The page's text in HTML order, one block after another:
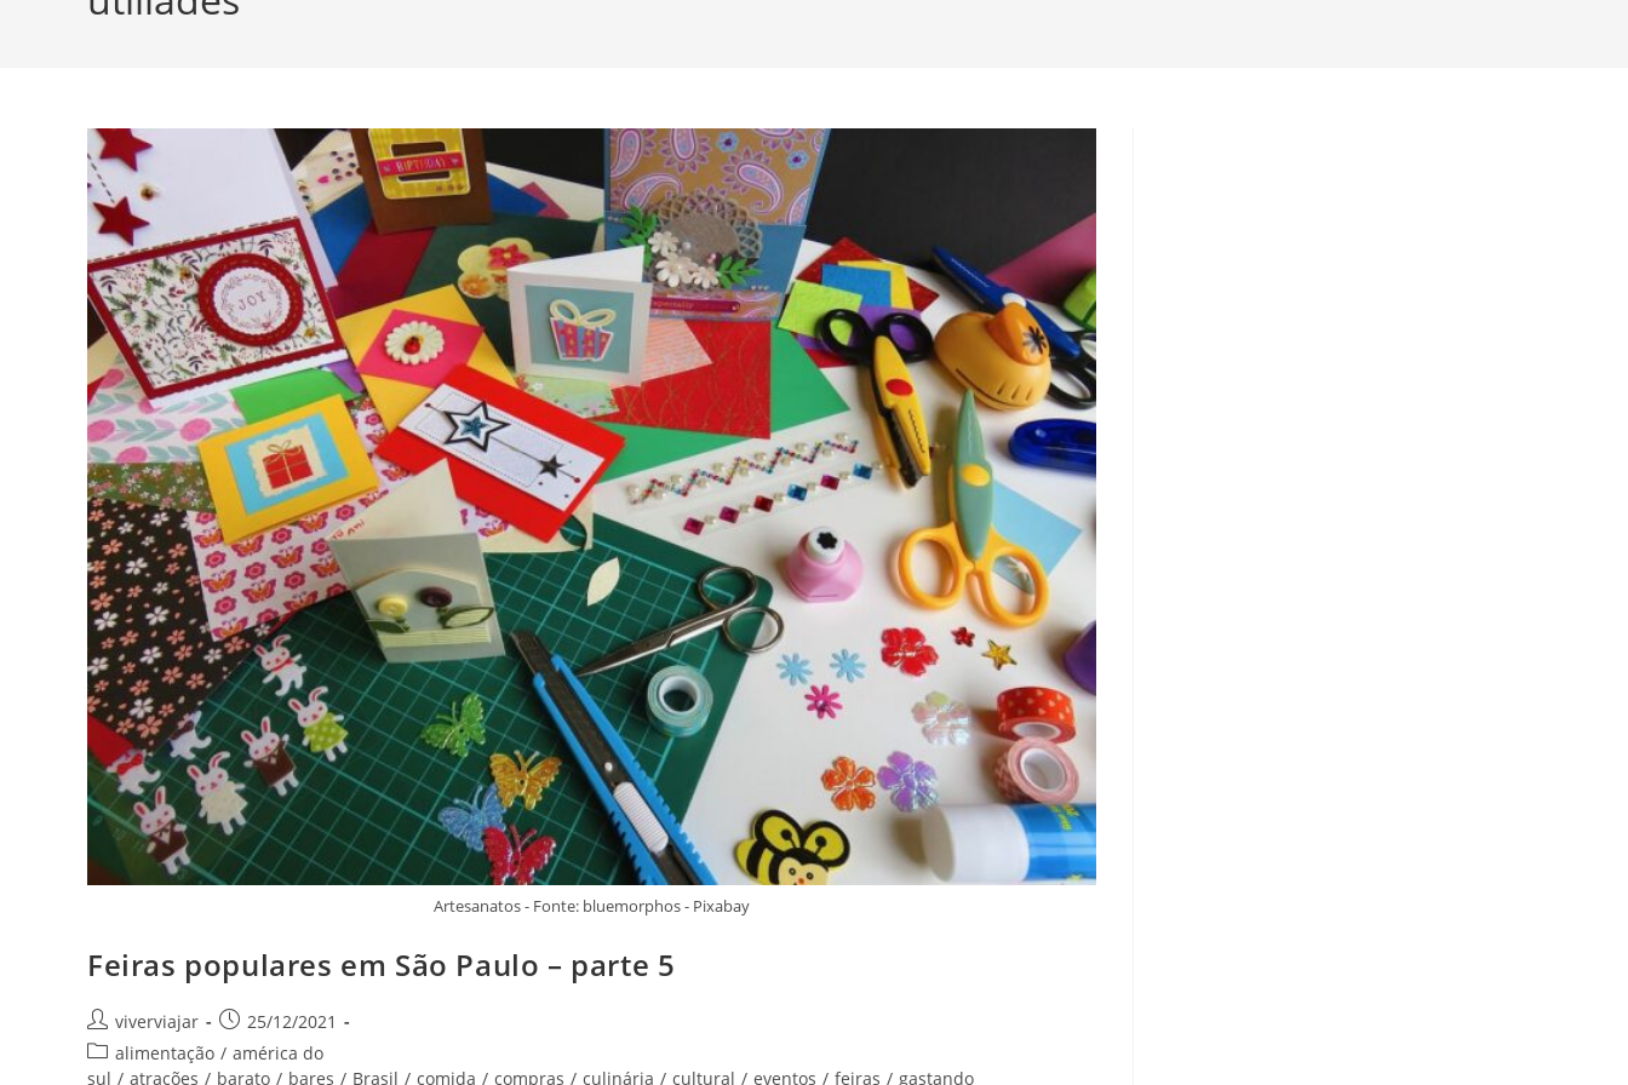
Artesanatos - Fonte: bluemorphos - Pixabay
Feiras populares em São Paulo – parte 5
Autor
do
post:
viverviajar
Post
publicado:
25/12/2021
Categoria
do
alimentação / américa do
sul / atrações / barato / bares / Brasil / comida / compras / culinária / cultural / eventos / feiras / gastando